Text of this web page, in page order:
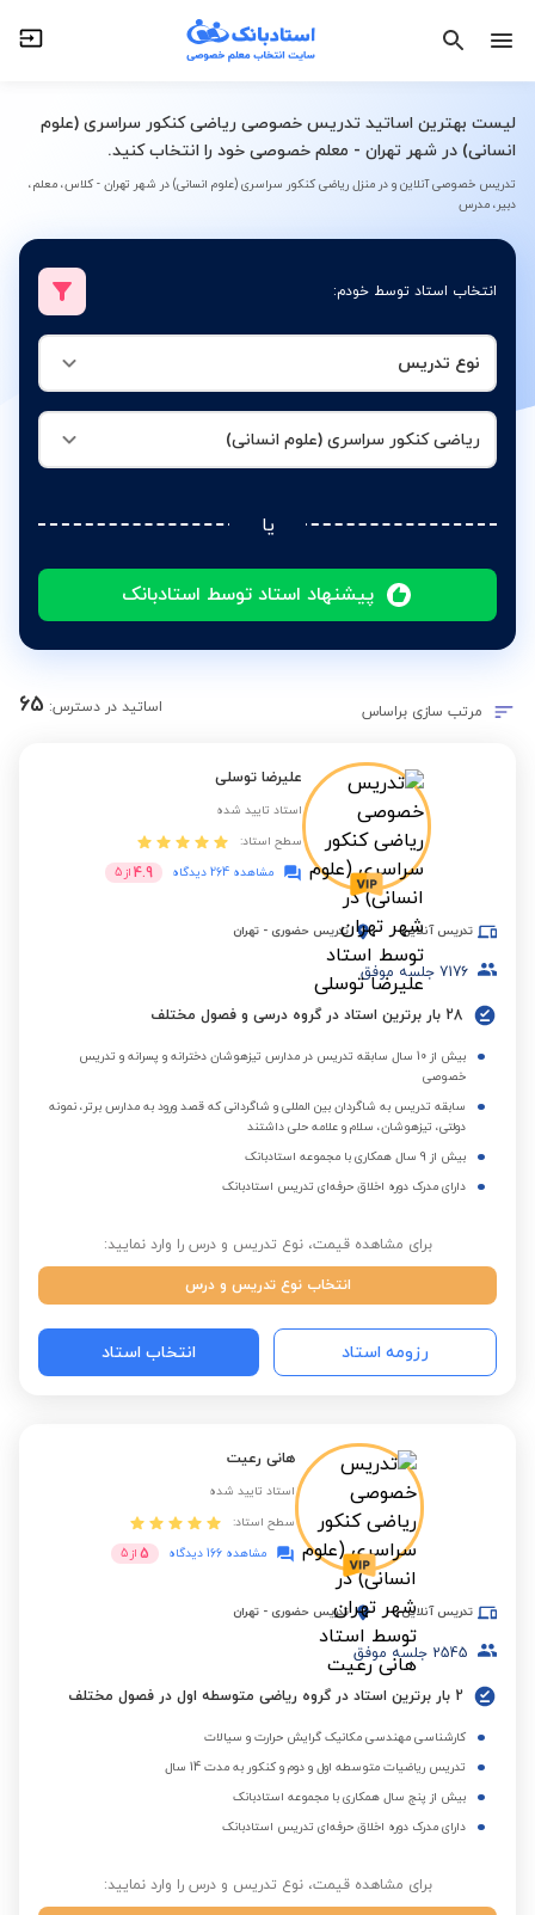
لیست بهترین اساتید تدریس خصوصی ریاضی کنکور سراسری (علوم
انسانی) در شهر تهران - معلم خصوصی خود را انتخاب کنید.
تدریس خصوصی آنلاین و در منزل ریاضی کنکور سراسری (علوم انسانی) در شهر تهران - کلاس، معلم،
دبیر، مدرس
انتخاب استاد توسط خودم:
نوع تدریس
ریاضی کنکور سراسری (علوم انسانی)
یا
پیشنهاد استاد توسط استادبانک
مرتب سازی براساس اساتید در دسترس: 65
علیرضا توسلی
استاد تایید شده
سطح استاد:
مشاهده 264 دیدگاه
4.9 از 5
تدریس آنلاین تدریس حضوری - تهران
7176 جلسه موفق
28 بار برترین استاد در گروه درسی و فصول مختلف
بیش از 10 سال سابقه تدریس در مدارس تیزهوشان دخترانه و پسرانه و تدریس
خصوصی
سابقه تدریس به شاگردان بین المللی و شاگردانی که قصد ورود به مدارس برتر، نمونه
دولتی، تیزهوشان، سلام و علامه حلی داشتند
بیش از 9 سال همکاری با مجموعه استادبانک
دارای مدرک دوره اخلاق حرفه‌ای تدریس استادبانک
برای مشاهده قیمت، نوع تدریس و درس را وارد نمایید:
انتخاب نوع تدریس و درس
رزومه استاد انتخاب استاد
هانی رعیت
استاد تایید شده
سطح استاد:
مشاهده 166 دیدگاه
5 از 5
تدریس آنلاین تدریس حضوری - تهران
2545 جلسه موفق
2 بار برترین استاد در گروه ریاضی متوسطه اول در فصول مختلف
کارشناسی مهندسی مکانیک گرایش حرارت و سیالات
تدریس ریاضیات متوسطه اول و دوم و کنکور به مدت 14 سال
بیش از پنج سال همکاری با مجموعه استادبانک
دارای مدرک دوره اخلاق حرفه‌ای تدریس استادبانک
برای مشاهده قیمت، نوع تدریس و درس را وارد نمایید: